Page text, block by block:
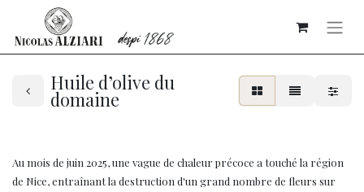
Huile d’olive du
domaine
Au mois de juin 2025, une vague de chaleur précoce a touché la région
de Nice, entraînant la destruction d'un grand nombre de fleurs sur